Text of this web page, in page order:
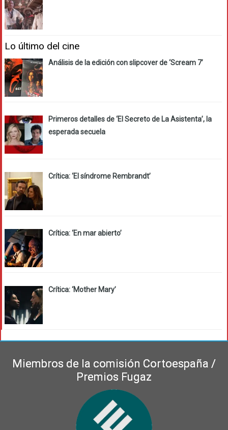
Lo último del cine
Análisis de la edición con slipcover de ‘Scream 7’
Primeros detalles de ‘El Secreto de La Asistenta’, la
esperada secuela
Crítica: ‘El síndrome Rembrandt’
Crítica: ‘En mar abierto’
Crítica: ‘Mother Mary’
Miembros de la comisión Cortoespaña /
Premios Fugaz